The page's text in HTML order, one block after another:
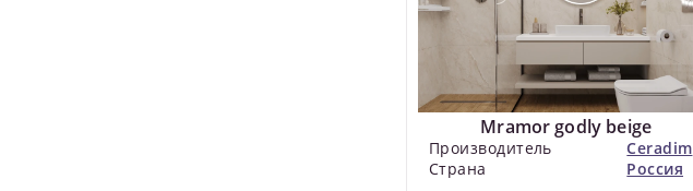
Mramor godly beige
Производитель
Ceradim
Страна
Россия